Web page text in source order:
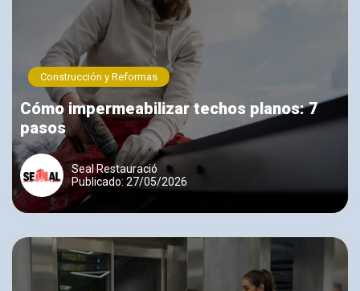
Construcción y Reformas
Cómo impermeabilizar techos planos: 7
pasos
Seal Restauració
Publicado: 27/05/2026